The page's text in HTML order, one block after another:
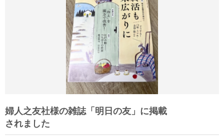
婦人之友社様の雑誌「明日の友」に掲載
されました